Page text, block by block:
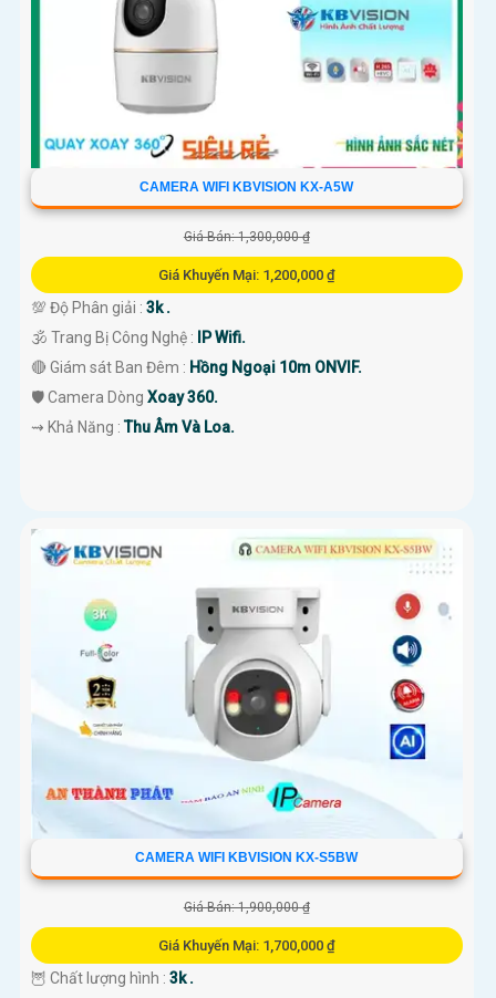
CAMERA WIFI KBVISION KX-A5W
Giá Bán: 1,300,000 ₫
Giá Khuyến Mại: 1,200,000 ₫
💯 Độ Phân giải : 3k .
🕉️ Trang Bị Công Nghệ :
IP Wifi.
🔴 Giám sát Ban Đêm : Hồng Ngoại 10m ONVIF.
🛡 Camera Dòng Xoay 360.
️⇝ Khả Năng :Thu Âm Và Loa.
CAMERA WIFI KBVISION KX-S5BW
Giá Bán: 1,900,000 ₫
Giá Khuyến Mại: 1,700,000 ₫
🦉 Chất lượng hình : 3k .